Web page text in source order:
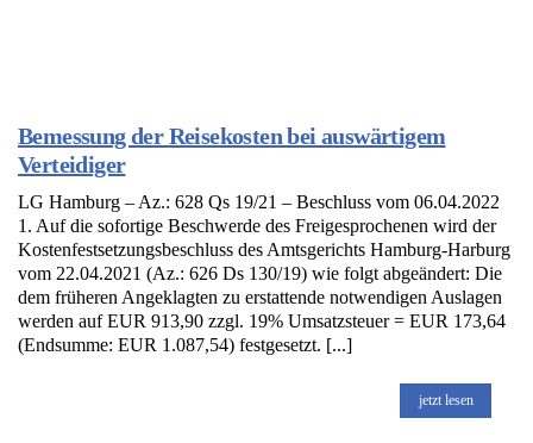
Bemessung der Reisekosten bei auswärtigem
Verteidiger
LG Hamburg – Az.: 628 Qs 19/21 – Beschluss vom 06.04.2022
1. Auf die sofortige Beschwerde des Freigesprochenen wird der
Kostenfestsetzungsbeschluss des Amtsgerichts Hamburg-Harburg
vom 22.04.2021 (Az.: 626 Ds 130/19) wie folgt abgeändert: Die
dem früheren Angeklagten zu erstattende notwendigen Auslagen
werden auf EUR 913,90 zzgl. 19% Umsatzsteuer = EUR 173,64
(Endsumme: EUR 1.087,54) festgesetzt. [...]
jetzt lesen